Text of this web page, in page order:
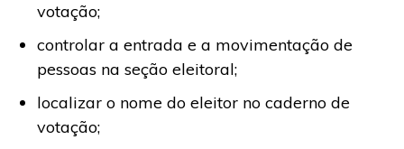
votação;
controlar a entrada e a movimentação de
pessoas na seção eleitoral;
localizar o nome do eleitor no caderno de
votação;